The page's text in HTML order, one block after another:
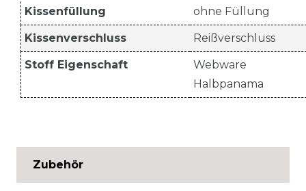
Kissenfüllung ohne Füllung
Kissenverschluss Reißverschluss
Stoff Eigenschaft
Webware
Halbpanama
Zubehör